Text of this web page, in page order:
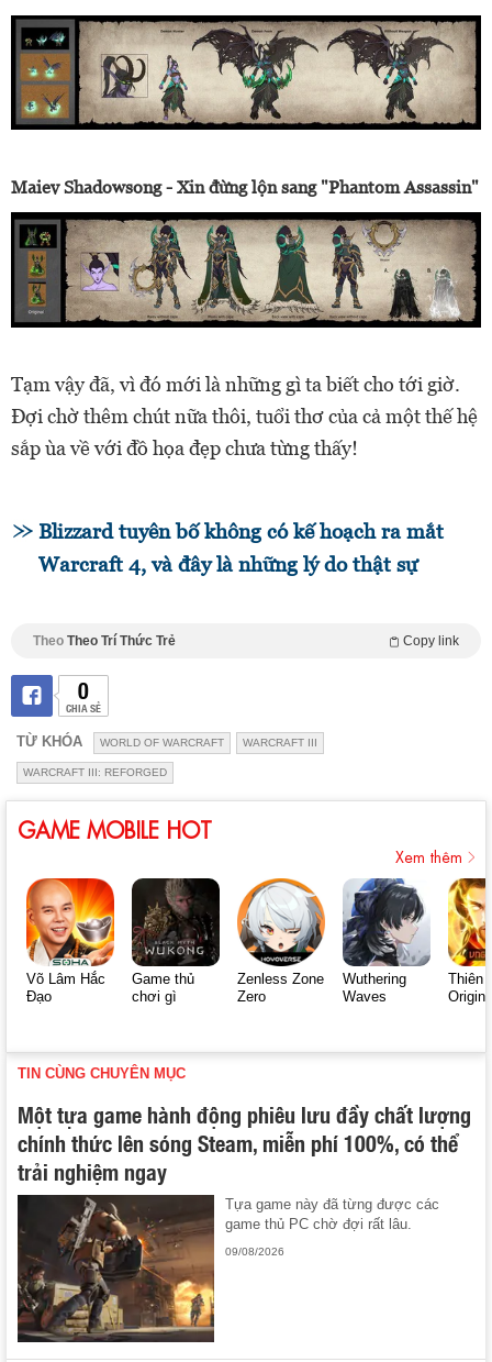
Maiev Shadowsong - Xin đừng lộn sang "Phantom Assassin"
Tạm vậy đã, vì đó mới là những gì ta biết cho tới giờ.
Đợi chờ thêm chút nữa thôi, tuổi thơ của cả một thế hệ
sắp ùa về với đồ họa đẹp chưa từng thấy!
Blizzard tuyên bố không có kế hoạch ra mắt
Warcraft 4, và đây là những lý do thật sự
Theo Theo Trí Thức Trẻ Copy link
0
CHIA SẺ
TỪ KHÓA WORLD OF WARCRAFT WARCRAFT III
WARCRAFT III: REFORGED
GAME MOBILE HOT
Xem thêm
Võ Lâm Hắc
Đạo
Game thủ
chơi gì
Zenless Zone
Zero
Wuthering
Waves
Thiên
Origin
TIN CÙNG CHUYÊN MỤC
Một tựa game hành động phiêu lưu đầy chất lượng
chính thức lên sóng Steam, miễn phí 100%, có thể
trải nghiệm ngay
Tựa game này đã từng được các
game thủ PC chờ đợi rất lâu.
09/08/2026